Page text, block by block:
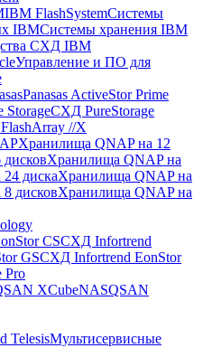
IBM FlashSystemСистемы
IBMСистемы хранения IBM
СХД IBM
Управление и ПО для
Panasas ActiveStor Prime
StorageСХД PureStorage
//X
Хранилища QNAP на 12
Хранилища QNAP на
дискаХранилища QNAP на
дисковХранилища QNAP на
CSСХД Infortrend
GSСХД Infortrend EonStor
Pro
XCubeNASQSAN
TelesisМультисервисные